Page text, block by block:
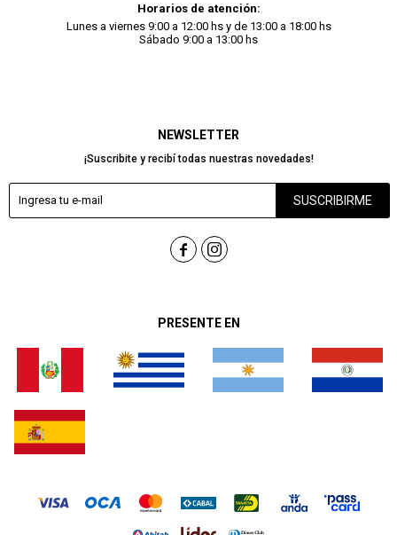
PRESENTE EN
NEWSLETTER
¡Suscribite y recibí todas nuestras novedades!
SUSCRIBIRME
 
Horarios de atención:
Lunes a viernes 9:00 a 12:00 hs y de 13:00 a 18:00 hs
Sábado 9:00 a 13:00 hs